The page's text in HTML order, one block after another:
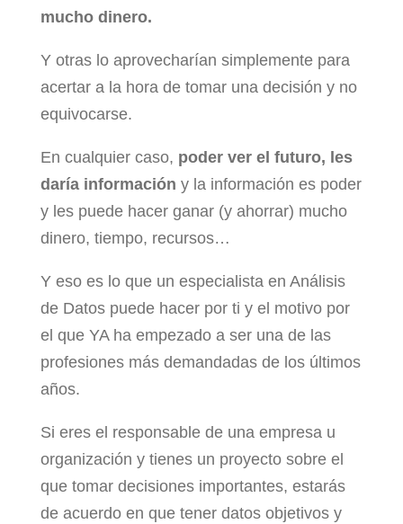
mucho dinero.
Y otras lo aprovecharían simplemente para
acertar a la hora de tomar una decisión y no
equivocarse.
En cualquier caso, poder ver el futuro, les
daría información y la información es poder
y les puede hacer ganar (y ahorrar) mucho
dinero, tiempo, recursos…
Y eso es lo que un especialista en Análisis
de Datos puede hacer por ti y el motivo por
el que YA ha empezado a ser una de las
profesiones más demandadas de los últimos
años.
Si eres el responsable de una empresa u
organización y tienes un proyecto sobre el
que tomar decisiones importantes, estarás
de acuerdo en que tener datos objetivos y